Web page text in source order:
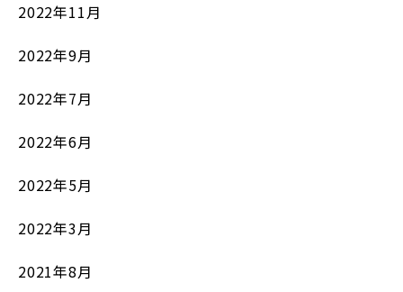
2022年11月
2022年9月
2022年7月
2022年6月
2022年5月
2022年3月
2021年8月